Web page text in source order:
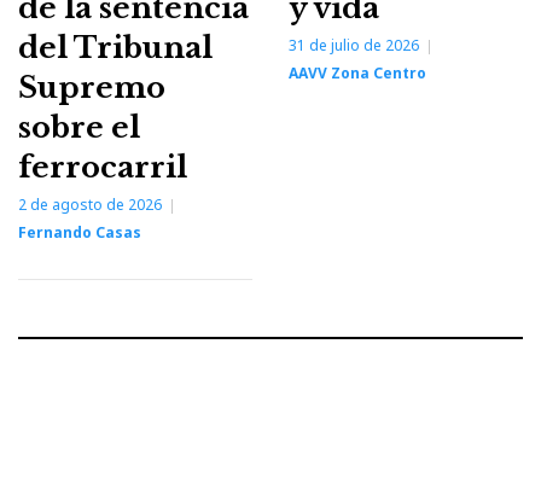
de la sentencia
del Tribunal
Supremo
sobre el
ferrocarril
2 de agosto de 2026
Fernando Casas
y vida
31 de julio de 2026
AAVV Zona Centro